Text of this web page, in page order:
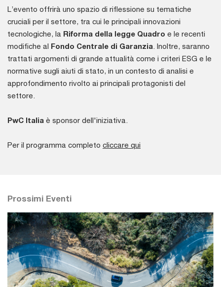
L’evento offrirà uno spazio di riflessione su tematiche
cruciali per il settore, tra cui le principali innovazioni
tecnologiche, la Riforma della legge Quadro e le recenti
modifiche al Fondo Centrale di Garanzia. Inoltre, saranno
trattati argomenti di grande attualità come i criteri ESG e le
normative sugli aiuti di stato, in un contesto di analisi e
approfondimento rivolto ai principali protagonisti del
settore.
PwC Italia è sponsor dell'iniziativa.
Per il programma completo cliccare qui
Prossimi Eventi